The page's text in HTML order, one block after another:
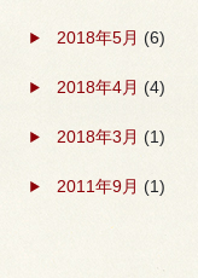
2018年5月 (6)
2018年4月 (4)
2018年3月 (1)
2011年9月 (1)